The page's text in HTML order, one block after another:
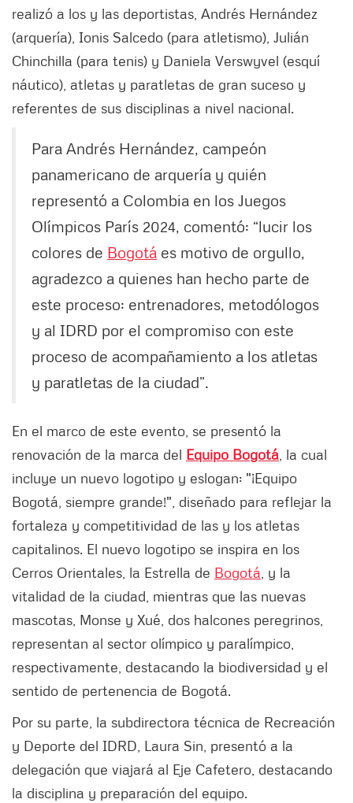
realizó a los y las deportistas, Andrés Hernández
(arquería), Ionis Salcedo (para atletismo), Julián
Chinchilla (para tenis) y Daniela Verswyvel (esquí
náutico), atletas y paratletas de gran suceso y
referentes de sus disciplinas a nivel nacional.
Para Andrés Hernández, campeón
panamericano de arquería y quién
representó a Colombia en los Juegos
Olímpicos París 2024, comentó: “lucir los
colores de Bogotá es motivo de orgullo,
agradezco a quienes han hecho parte de
este proceso: entrenadores, metodólogos
y al IDRD por el compromiso con este
proceso de acompañamiento a los atletas
y paratletas de la ciudad”.
En el marco de este evento, se presentó la
renovación de la marca del Equipo Bogotá , la cual
incluye un nuevo logotipo y eslogan: "¡Equipo
Bogotá, siempre grande!", diseñado para reflejar la
fortaleza y competitividad de las y los atletas
capitalinos. El nuevo logotipo se inspira en los
Cerros Orientales, la Estrella de Bogotá , y la
vitalidad de la ciudad, mientras que las nuevas
mascotas, Monse y Xué, dos halcones peregrinos,
representan al sector olímpico y paralímpico,
respectivamente, destacando la biodiversidad y el
sentido de pertenencia de Bogotá.
Por su parte, la subdirectora técnica de Recreación
y Deporte del IDRD, Laura Sin, presentó a la
delegación que viajará al Eje Cafetero, destacando
la disciplina y preparación del equipo.